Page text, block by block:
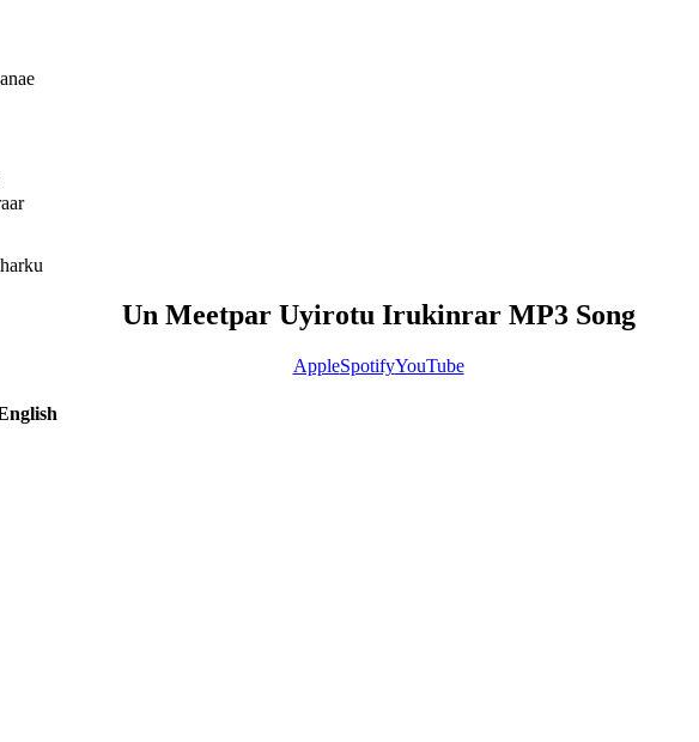
Un Meetpar Uyirotu Irukinrar MP3 Song
AppleSpotifyYouTube